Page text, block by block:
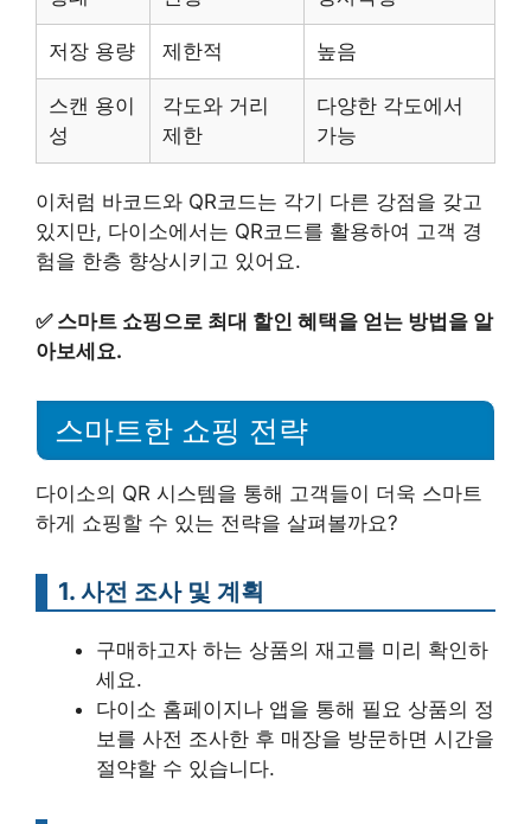
저장 용량 제한적 높음
스캔 용이
성
각도와 거리
제한
다양한 각도에서
가능
이처럼 바코드와 QR코드는 각기 다른 강점을 갖고
있지만, 다이소에서는 QR코드를 활용하여 고객 경
험을 한층 향상시키고 있어요.
✅ 스마트 쇼핑으로 최대 할인 혜택을 얻는 방법을 알
아보세요.
스마트한 쇼핑 전략
다이소의 QR 시스템을 통해 고객들이 더욱 스마트
하게 쇼핑할 수 있는 전략을 살펴볼까요?
1. 사전 조사 및 계획
구매하고자 하는 상품의 재고를 미리 확인하
세요.
다이소 홈페이지나 앱을 통해 필요 상품의 정
보를 사전 조사한 후 매장을 방문하면 시간을
절약할 수 있습니다.